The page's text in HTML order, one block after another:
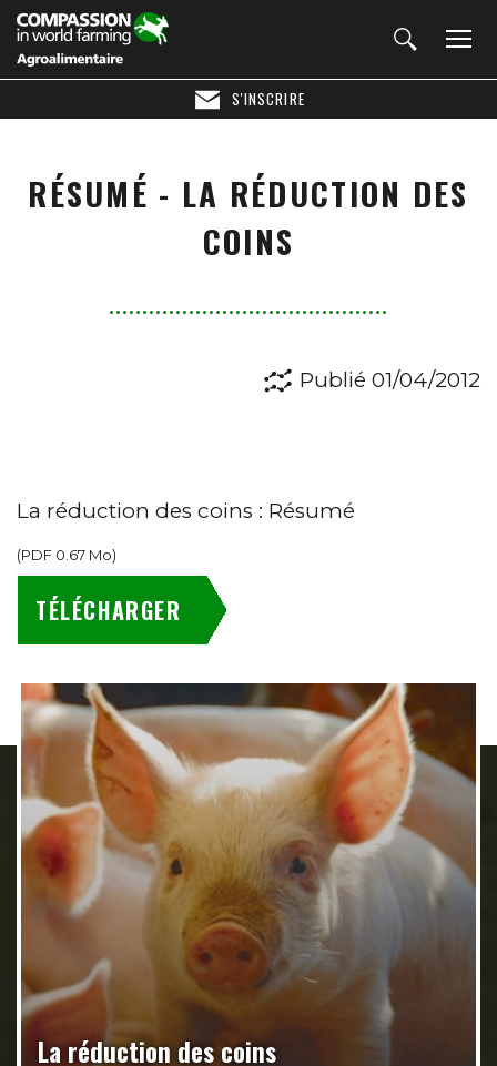
S'INSCRIRE
RÉSUMÉ - LA RÉDUCTION DES
COINS
Publié 01/04/2012
La réduction des coins : Résumé
(PDF 0.67 Mo)
TÉLÉCHARGER
La réduction des coins